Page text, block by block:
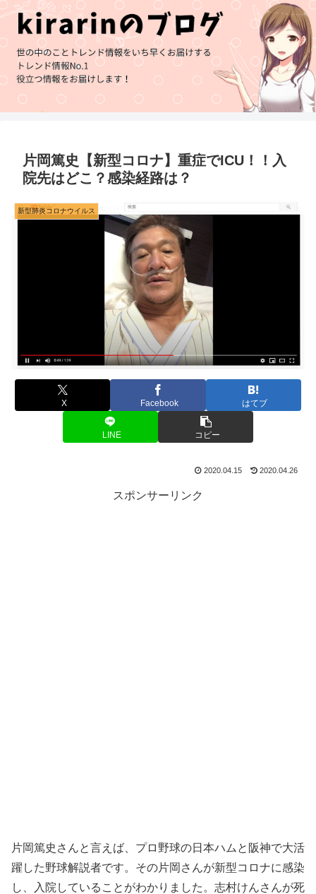
片岡篤史【新型コロナ】重症でICU！！入
院先はどこ？感染経路は？
新型肺炎コロナウイルス
X Facebook はてブ
LINE コピー
2020.04.15 2020.04.26
スポンサーリンク
片岡篤史さんと言えば、プロ野球の日本ハムと阪神で大活
躍した野球解説者です。その片岡さんが新型コロナに感染
し、入院していることがわかりました。志村けんさんが死